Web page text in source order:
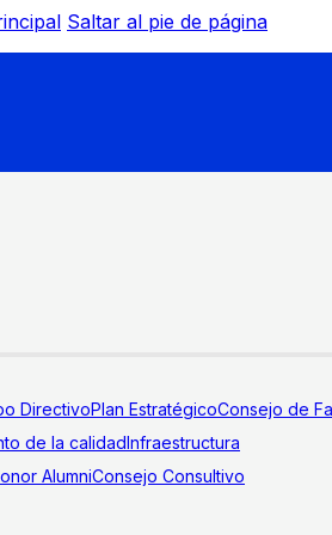
Saltar al pie de página
DirectivoPlan EstratégicoConsejo de
de la calidadInfraestructura
AlumniConsejo Consultivo